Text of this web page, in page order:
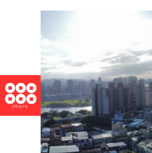
內
容